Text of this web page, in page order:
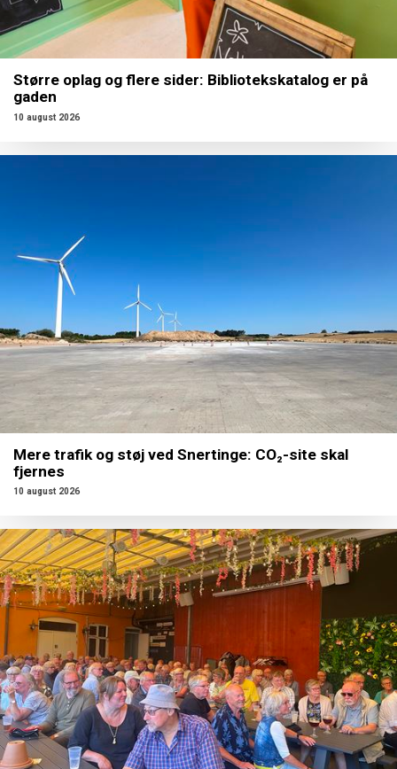
Større oplag og flere sider: Bibliotekskatalog er på
gaden
10 august 2026
Mere trafik og støj ved Snertinge: CO₂-site skal
fjernes
10 august 2026